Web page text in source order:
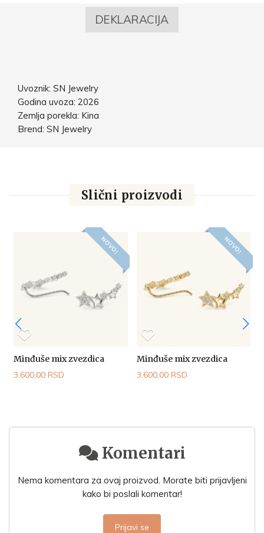
DEKLARACIJA
Uvoznik: SN Jewelry
Godina uvoza: 2026
Zemlja porekla: Kina
Brend: SN Jewelry
Slični proizvodi
NOVO!
Minđuše mix zvezdica
3.600,00 RSD
NOVO!
Minđuše mix zvezdica
3.600,00 RSD
Komentari
Nema komentara za ovaj proizvod. Morate biti prijavljeni
kako bi poslali komentar!
Prijavi se